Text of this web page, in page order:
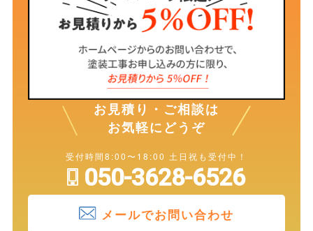
お見積り・ご相談は
お気軽にどうぞ
受付時間8:00〜18:00 土日祝も受付中！
050-3628-6526
メールでお問い合わせ